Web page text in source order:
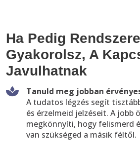
Ha Pedig
Gyakorolsz, A
Javulhatnak
Tanuld meg jobban
A tudatos légzés segít
és érzelmeid jelzéseit. A jobb
megkönnyíti, hogy felismerd
van szükséged a másik féltől.